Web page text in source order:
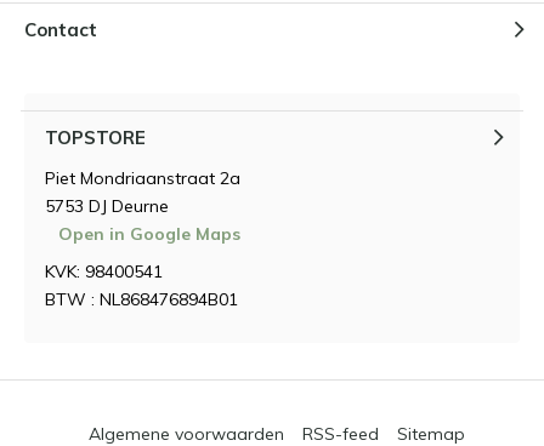
Contact
TOPSTORE
Piet Mondriaanstraat 2a
5753 DJ Deurne
Open in Google Maps
KVK: 98400541
BTW : NL868476894B01
Algemene voorwaarden RSS-feed Sitemap